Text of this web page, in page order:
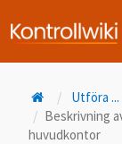
Utföra...
Beskrivning
huvudkontor